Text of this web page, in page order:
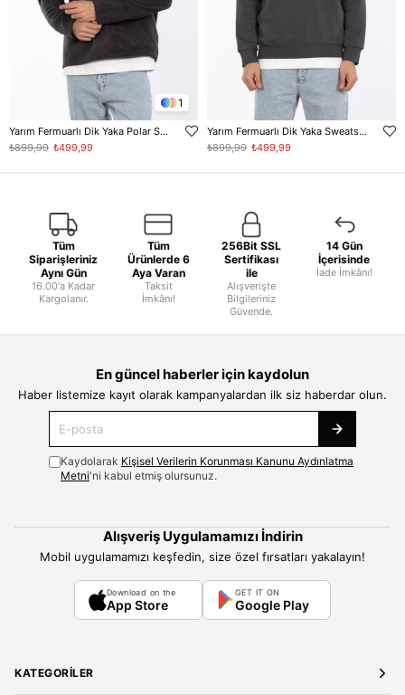
1
Yarım Fermuarlı Dik Yaka Polar Sweatshirt - Antrasit
₺499,99
₺899,99
Yarım Fermuarlı Dik Yaka Sweatshirt - Antrasit
₺499,99
₺899,99
Tüm
Siparişleriniz
Aynı Gün
16.00'a Kadar
Kargolanır.
Tüm
Ürünlerde 6
Aya Varan
Taksit
İmkânı!
256Bit SSL
Sertifikası
ile
Alışverişte
Bilgileriniz
Güvende.
14 Gün
İçerisinde
İade İmkânı!
En güncel haberler için kaydolun
Haber listemize kayıt olarak kampanyalardan ilk siz haberdar olun.
Kaydolarak Kişisel Verilerin Korunması Kanunu Aydınlatma
Metni'ni kabul etmiş olursunuz.
Alışveriş Uygulamamızı İndirin
Mobil uygulamamızı keşfedin, size özel fırsatları yakalayın!
Download on the
App Store
GET IT ON
Google Play
KATEGORILER